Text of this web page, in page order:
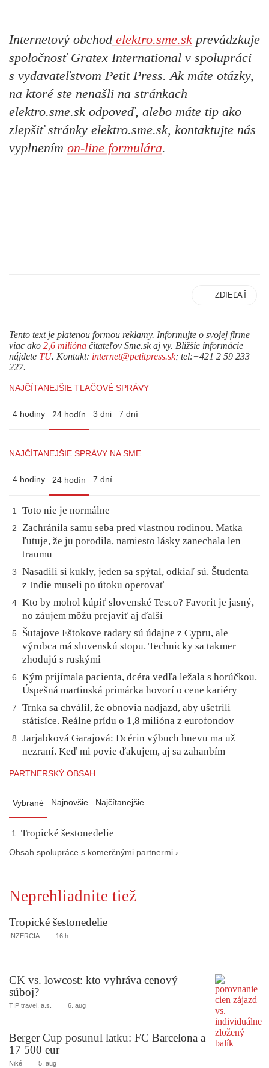
Internetový obchod elektro.sme.sk prevádzkuje
spoločnosť Gratex International v spolupráci
s vydavateľstvom Petit Press. Ak máte otázky,
na ktoré ste nenašli na stránkach
elektro.sme.sk odpoveď, alebo máte tip ako
zlepšiť stránky elektro.sme.sk, kontaktujte nás
vyplnením on-line formulára.
ZDIEĽAŤ
Tento text je platenou formou reklamy. Informujte o svojej firme
viac ako 2,6 milióna čitateľov Sme.sk aj vy. Bližšie informácie
nájdete TU. Kontakt: internet@petitpress.sk; tel:+421 2 59 233
227.
NAJČÍTANEJŠIE TLAČOVÉ SPRÁVY
4 hodiny 24 hodín 3 dni 7 dní
NAJČÍTANEJŠIE SPRÁVY NA SME
4 hodiny 24 hodín 7 dní
1 Toto nie je normálne
2
Zachránila samu seba pred vlastnou rodinou. Matka
ľutuje, že ju porodila, namiesto lásky zanechala len
traumu
3
Nasadili si kukly, jeden sa spýtal, odkiaľ sú. Študenta
z Indie museli po útoku operovať
4 Kto by mohol kúpiť slovenské Tesco? Favorit je jasný,
no záujem môžu prejaviť aj ďalší
5
Šutajove Eštokove radary sú údajne z Cypru, ale
výrobca má slovenskú stopu. Technicky sa takmer
zhodujú s ruskými
6
Kým prijímala pacienta, dcéra vedľa ležala s horúčkou.
Úspešná martinská primárka hovorí o cene kariéry
7
Trnka sa chválil, že obnovia nadjazd, aby ušetrili
státisíce. Reálne prídu o 1,8 milióna z eurofondov
8
Jarjabková Garajová: Dcérin výbuch hnevu ma už
nezraní. Keď mi povie ďakujem, aj sa zahanbím
PARTNERSKÝ OBSAH
Vybrané Najnovšie Najčítanejšie
Tropické šestonedelie
Obsah spolupráce s komerčnými partnermi ›
Neprehliadnite tiež
Tropické šestonedelie
INZERCIA 16 h
CK vs. lowcost: kto vyhráva cenový
súboj?
TIP travel, a.s. 6. aug
Berger Cup posunul latku: FC Barcelona a
17 500 eur
Niké 5. aug